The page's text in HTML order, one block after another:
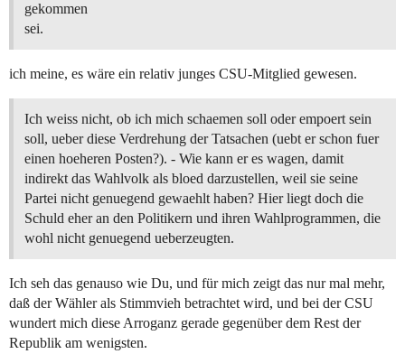
gekommen
sei.
ich meine, es wäre ein relativ junges CSU-Mitglied gewesen.
Ich weiss nicht, ob ich mich schaemen soll oder empoert sein
soll, ueber diese Verdrehung der Tatsachen (uebt er schon fuer
einen hoeheren Posten?). - Wie kann er es wagen, damit
indirekt das Wahlvolk als bloed darzustellen, weil sie seine
Partei nicht genuegend gewaehlt haben? Hier liegt doch die
Schuld eher an den Politikern und ihren Wahlprogrammen, die
wohl nicht genuegend ueberzeugten.
Ich seh das genauso wie Du, und für mich zeigt das nur mal mehr,
daß der Wähler als Stimmvieh betrachtet wird, und bei der CSU
wundert mich diese Arroganz gerade gegenüber dem Rest der
Republik am wenigsten.